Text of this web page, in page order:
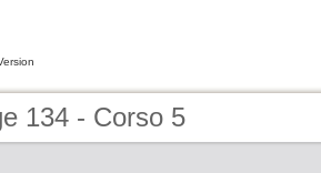
134 - Corso 5